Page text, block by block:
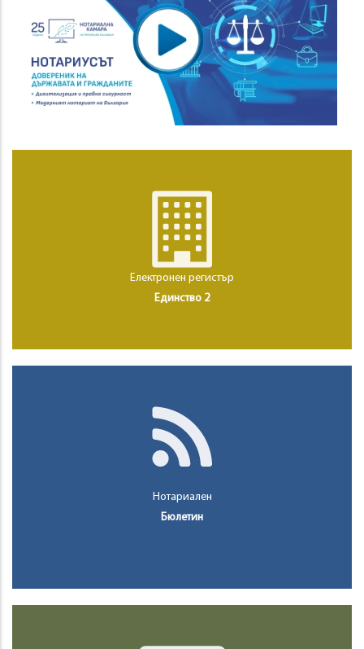
Електронен регистър
Единство 2
Нотариален
Бюлетин